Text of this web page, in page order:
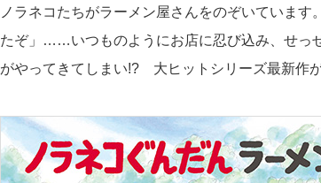
ノラネコたちがラーメン屋さんをのぞいていま
たぞ」……いつものようにお店に忍び込み、せっ
がやってきてしまい!? 大ヒットシリーズ最新作